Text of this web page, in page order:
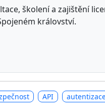
školení a zajištění
království.
API